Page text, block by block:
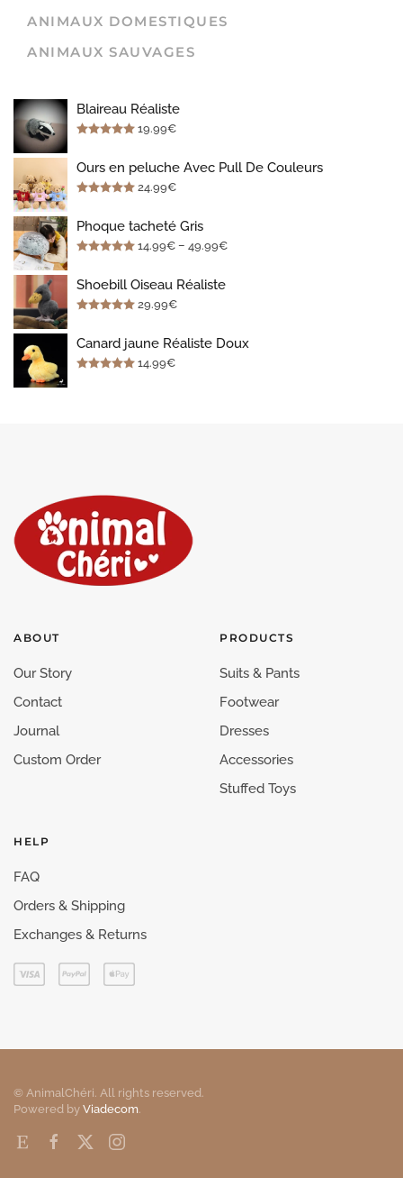
ANIMAUX DOMESTIQUES
ANIMAUX SAUVAGES
Blaireau Réaliste
Note5.00
19.99€
Ours en peluche Avec Pull De Couleurs
Note5.00
24.99€
Phoque tacheté Gris
Note5.00 sur 5
14.99€ – 49.99€
Shoebill Oiseau Réaliste
Note5.00
29.99€
Canard jaune Réaliste Doux
Note5.00
14.99€
ABOUT
Our Story
Contact
Journal
Custom Order
PRODUCTS
Suits & Pants
Footwear
Dresses
Accessories
Stuffed Toys
HELP
FAQ
Orders & Shipping
Exchanges & Returns
© AnimalChéri. All rights reserved.
Powered by Viadecom.